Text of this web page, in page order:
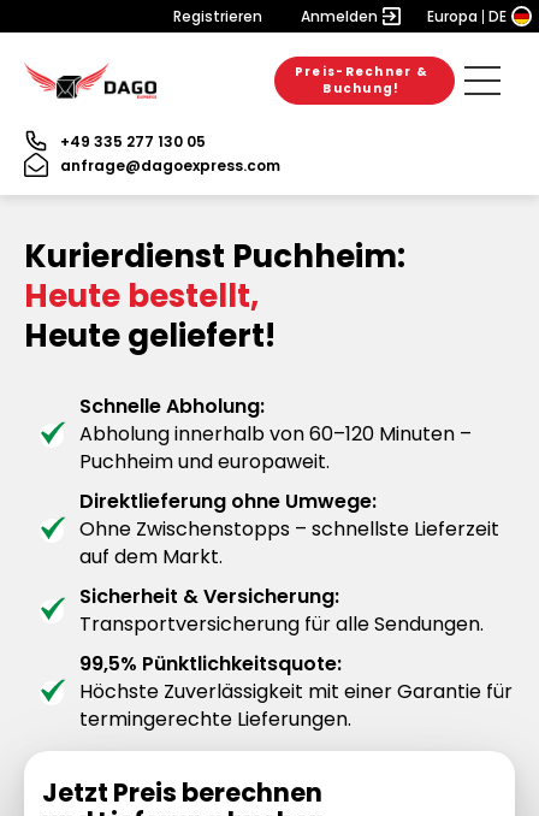
Registrieren Anmelden Europa DE
Preis-Rechner &
Buchung!
+49 335 277 130 05
anfrage@dagoexpress.com
Kurierdienst Puchheim:
Heute bestellt,
Heute geliefert!
Schnelle Abholung:
Abholung innerhalb von 60–120 Minuten –
Puchheim und europaweit.
Direktlieferung ohne Umwege:
Ohne Zwischenstopps – schnellste Lieferzeit
auf dem Markt.
Sicherheit & Versicherung:
Transportversicherung für alle Sendungen.
99,5% Pünktlichkeitsquote:
Höchste Zuverlässigkeit mit einer Garantie für
termingerechte Lieferungen.
Jetzt Preis berechnen